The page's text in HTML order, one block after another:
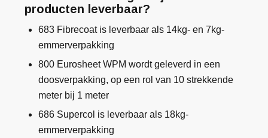
producten leverbaar?
683 Fibrecoat is leverbaar als 14kg- en 7kg-
emmerverpakking
800 Eurosheet WPM wordt geleverd in een
doosverpakking, op een rol van 10 strekkende
meter bij 1 meter
686 Supercol is leverbaar als 18kg-
emmerverpakking